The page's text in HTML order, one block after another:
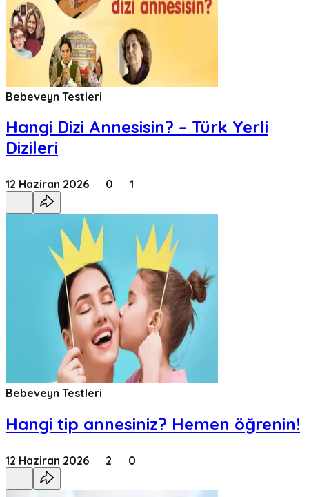
Bebeveyn Testleri
Hangi Dizi Annesisin? – Türk Yerli
Dizileri
12 Haziran 2026 0 1
Bebeveyn Testleri
Hangi tip annesiniz? Hemen öğrenin!
12 Haziran 2026 2 0